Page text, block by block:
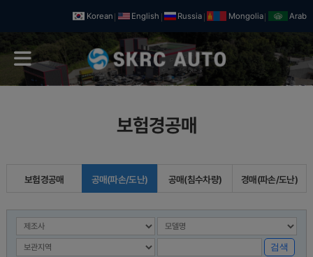
Korean English Russia Mongolia Arab
보험경공매
보험경공매 공매(파손/도난) 공매(침수차량) 경매(파손/도난)
검색